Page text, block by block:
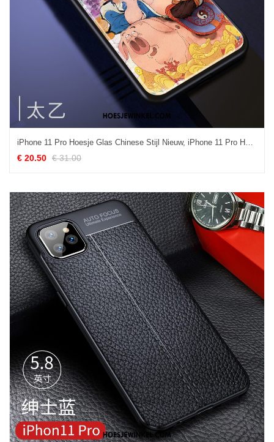
iPhone 11 Pro Hoesje Glas Chinese Stijl Nieuw, iPhone 11 Pro Hoesje Bescherming Siliconen
€ 20.50 € 31.00